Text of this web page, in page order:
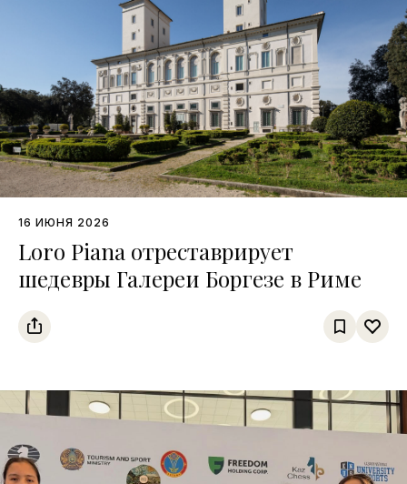
16 ИЮНЯ 2026
Loro Piana отреставрирует
шедевры Галереи Боргезе в Риме